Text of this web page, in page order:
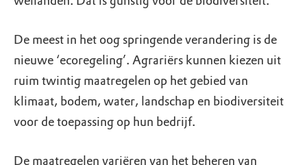
De meest in het oog springende verandering is de
nieuwe ‘ecoregeling’. Agrariërs kunnen kiezen uit
ruim twintig maatregelen op het gebied van
klimaat, bodem, water, landschap en biodiversiteit
voor de toepassing op hun bedrijf.
De maatregelen variëren van het beheren van